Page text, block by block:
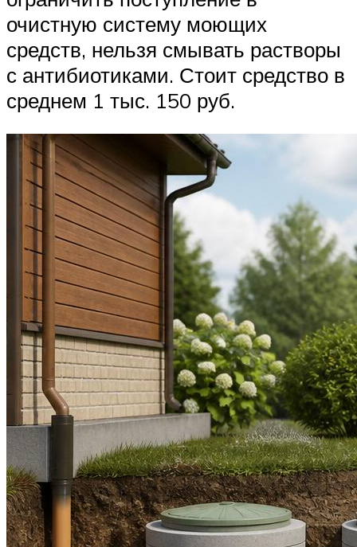
очистную систему моющих
средств, нельзя смывать растворы
с антибиотиками. Стоит средство в
среднем 1 тыс. 150 руб.